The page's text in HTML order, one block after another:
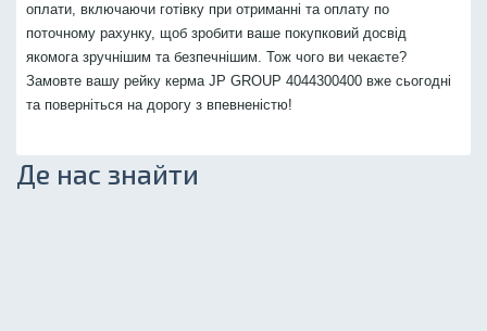
оплати, включаючи готівку при отриманні та оплату по
поточному рахунку, щоб зробити ваше покупковий досвід
якомога зручнішим та безпечнішим. Тож чого ви чекаєте?
Замовте вашу рейку керма JP GROUP 4044300400 вже сьогодні
та поверніться на дорогу з впевненістю!
Де нас знайти